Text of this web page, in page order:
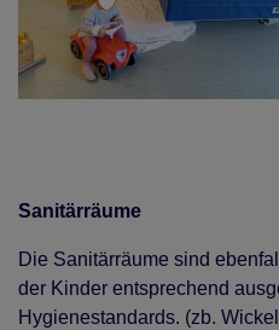
Sanitärräume
Die Sanitärräume sind
der Kinder entsprechend
Hygienestandards. (zb.